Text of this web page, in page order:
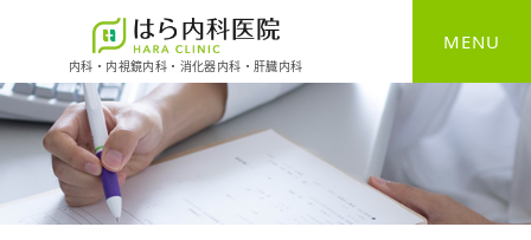
内科・内視鏡内科・消化器内科・肝臓内科
MENU
HOME
一般内科
消化器内科